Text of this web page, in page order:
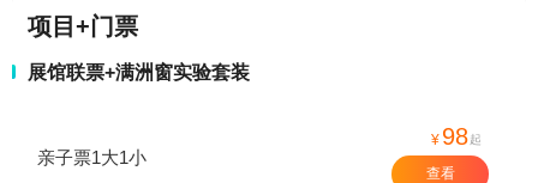
项目+门票
展馆联票+满洲窗实验套装
亲子票1大1小
¥ 98起
查看